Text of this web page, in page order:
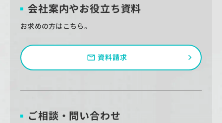
会社案内やお役立ち資料
お求めの方はこちら。
資料請求
ご相談・問い合わせ